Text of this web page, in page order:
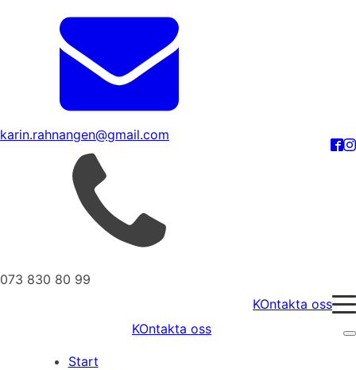
karin.rahnangen@gmail.com
073 830 80 99
KOntakta oss
KOntakta oss
Start